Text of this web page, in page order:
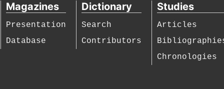
Magazines
Presentation
Database
Dictionary
Search
Contributors
Studies
Articles
Chronologies